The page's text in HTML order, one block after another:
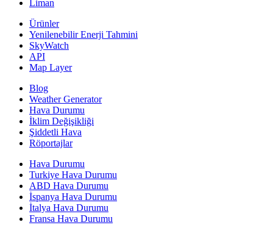
Liman
Ürünler
Yenilenebilir Enerji Tahmini
SkyWatch
API
Map Layer
Blog
Weather Generator
Hava Durumu
İklim Değişikliği
Şiddetli Hava
Röportajlar
Hava Durumu
Turkiye Hava Durumu
ABD Hava Durumu
İspanya Hava Durumu
İtalya Hava Durumu
Fransa Hava Durumu